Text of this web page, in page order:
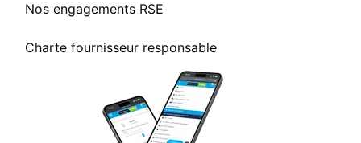
Nos engagements RSE
Charte fournisseur responsable